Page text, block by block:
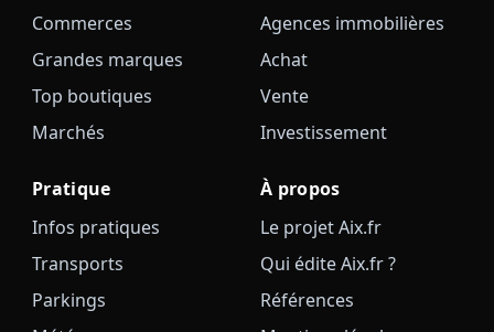
Commerces
Grandes marques
Top boutiques
Marchés
Agences immobilières
Achat
Vente
Investissement
Pratique
Infos pratiques
Transports
Parkings
À propos
Le projet Aix.fr
Qui édite Aix.fr ?
Références